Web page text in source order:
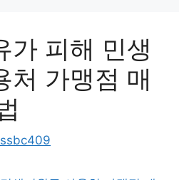
가 피해 민생
처 가맹점 매
ssbc409